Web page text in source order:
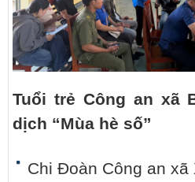
Tuổi trẻ Công an xã
dịch “Mùa hè số”
Chi Đoàn Công an xã